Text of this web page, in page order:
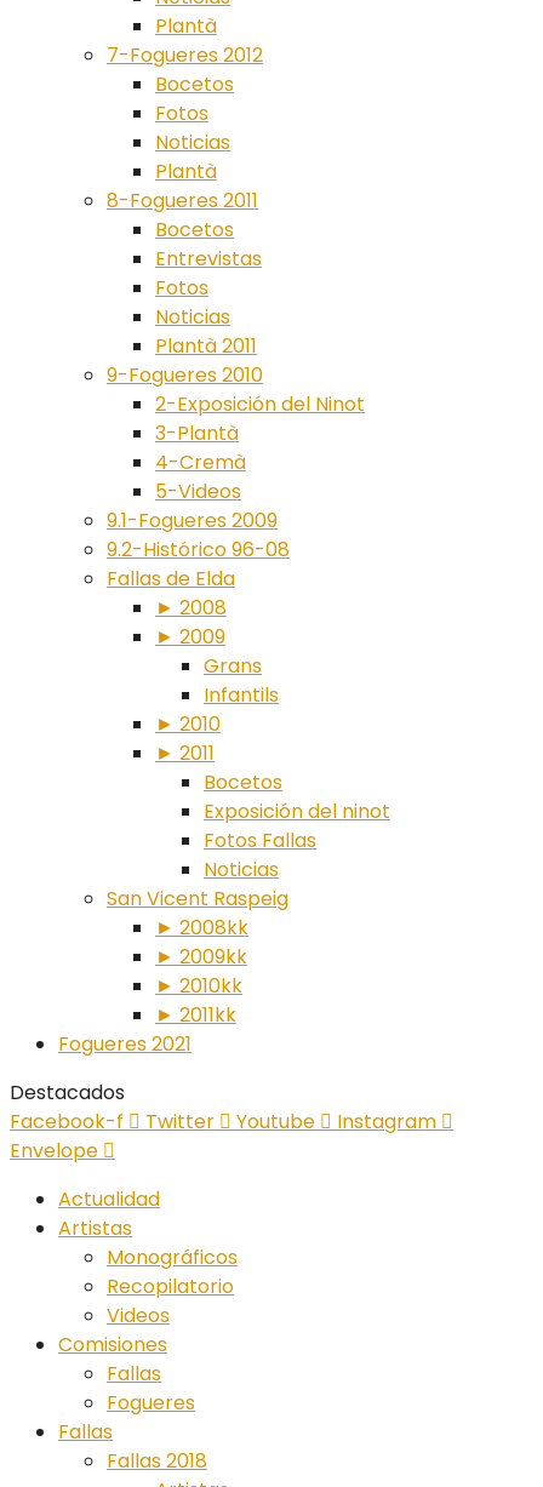
Plantà
7-Fogueres 2012
Bocetos
Fotos
Noticias
Plantà
8-Fogueres 2011
Bocetos
Entrevistas
Fotos
Noticias
Plantà 2011
9-Fogueres 2010
2-Exposición del Ninot
3-Plantà
4-Cremà
5-Videos
9.1-Fogueres 2009
9.2-Histórico 96-08
Fallas de Elda
► 2008
► 2009
Grans
Infantils
► 2010
► 2011
Bocetos
Exposición del ninot
Fotos Fallas
Noticias
San Vicent Raspeig
► 2008kk
► 2009kk
► 2010kk
► 2011kk
Fogueres 2021
Destacados
Facebook-f
Twitter Youtube
Instagram
Envelope
Actualidad
Artistas
Monográficos
Recopilatorio
Videos
Comisiones
Fallas
Fogueres
Fallas
Fallas 2018